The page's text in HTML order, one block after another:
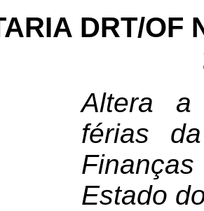
DRT/OF
Altera a
férias
Finanças
Estado